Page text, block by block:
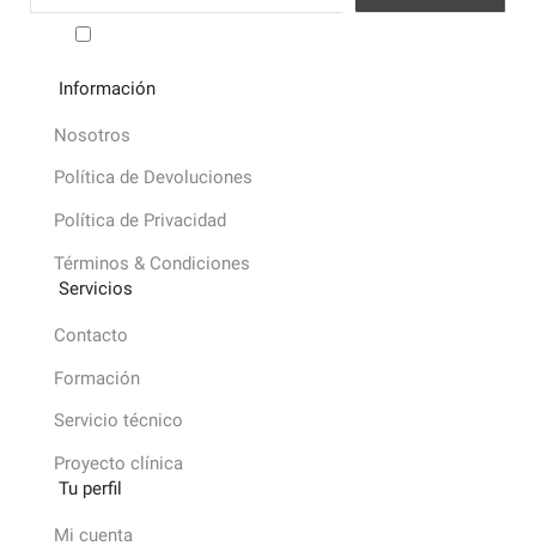
Información
Nosotros
Política de Devoluciones
Política de Privacidad
Términos & Condiciones
Servicios
Contacto
Formación
Servicio técnico
Proyecto clínica
Tu perfil
Mi cuenta